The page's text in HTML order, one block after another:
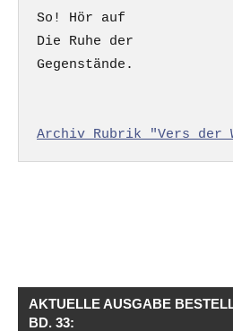
So! Hör auf
Die Ruhe der
Gegenstände.
Archiv Rubrik "Vers der
AKTUELLE AUSGABE
BD. 33: